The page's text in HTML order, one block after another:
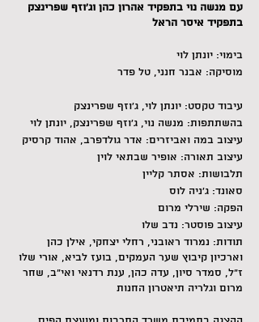
עם מנשה נוי בתפקיד אהרון כהן וג'וזף שפרינצק
בתפקיד איסר הראל
בימוי: יונתן לוי
מוסיקה: אבנר חנני, טל פדר
עיבוד טקסט: יונתן לוי, ג׳וזף שפרינצק
בהשתתפות: מנשה נוי, ג׳וזף שפרינצק, יונתן לוי
עיצוב במה ואביזרים: אדר גולדפרב, אהוד קרסיק
עיצוב תאורה: אופיר שבתאי לוין
תלבושות: אסתר קליין
סאונד: ג'ניה לוס
הפקה: שירלי מרום
עיצוב פוסטר: נדב שלו
תודות: נמרוד ראובני, רחלי יצחקי, אילן כהן
וארכיון קיבוץ שער העמקים, בועז לביא, אורי שלו
ז״ל, סמדר סיון, עדה כהן, ענת רדנאי ואי״ב, שחר
מרום וגלריה תיאטרון החנות